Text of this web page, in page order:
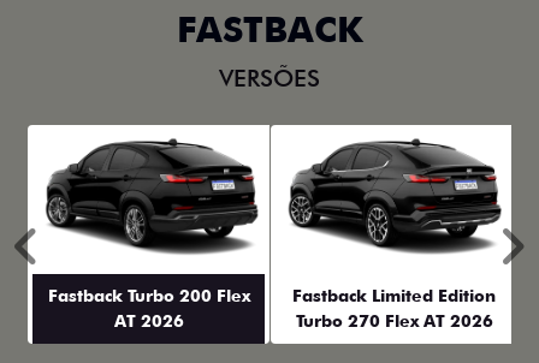
FASTBACK
VERSÕES
Fastback Turbo 200 Flex
AT 2026
Fastback Limited Edition
Turbo 270 Flex AT 2026
Anterior